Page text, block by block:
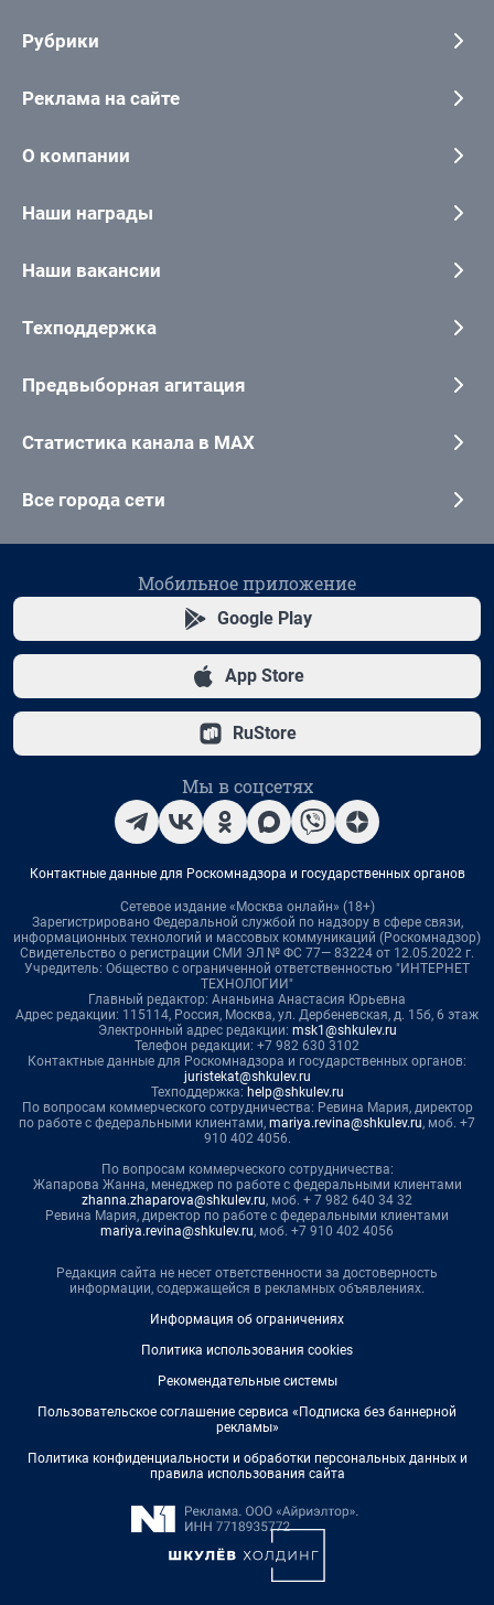
Рубрики
Реклама на сайте
О компании
Наши награды
Наши вакансии
Техподдержка
Предвыборная агитация
Статистика канала в MAX
Все города сети
Мобильное приложение
Google Play
App Store
RuStore
Мы в соцсетях
Контактные данные для Роскомнадзора и государственных органов
Сетевое издание «Москва онлайн» (18+)
Зарегистрировано Федеральной службой по надзору в сфере связи,
информационных технологий и массовых коммуникаций (Роскомнадзор)
Свидетельство о регистрации СМИ ЭЛ № ФС 77— 83224 от 12.05.2022 г.
Учредитель: Общество с ограниченной ответственностью "ИНТЕРНЕТ
ТЕХНОЛОГИИ"
Главный редактор: Ананьина Анастасия Юрьевна
Адрес редакции: 115114, Россия, Москва, ул. Дербеневская, д. 15б, 6 этаж
Электронный адрес редакции: msk1@shkulev.ru
Телефон редакции: +7 982 630 3102
Контактные данные для Роскомнадзора и государственных органов:
juristekat@shkulev.ru
Техподдержка: help@shkulev.ru
По вопросам коммерческого сотрудничества: Ревина Мария, директор
по работе с федеральными клиентами, mariya.revina@shkulev.ru, моб. +7
910 402 4056.
По вопросам коммерческого сотрудничества:
Жапарова Жанна, менеджер по работе с федеральными клиентами
zhanna.zhaparova@shkulev.ru, моб. + 7 982 640 34 32
Ревина Мария, директор по работе с федеральными клиентами
mariya.revina@shkulev.ru, моб. +7 910 402 4056
Редакция сайта не несет ответственности за достоверность
информации, содержащейся в рекламных объявлениях.
Информация об ограничениях
Политика использования cookies
Рекомендательные системы
Пользовательское соглашение сервиса «Подписка без баннерной
рекламы»
Политика конфиденциальности и обработки персональных данных и
правила использования сайта